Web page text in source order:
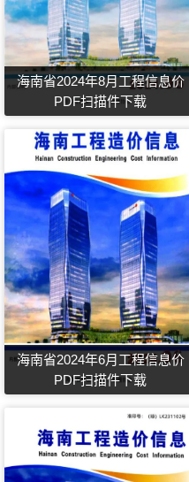
海南省2024年8月工程信息价
PDF扫描件下载
海南省2024年6月工程信息价
PDF扫描件下载